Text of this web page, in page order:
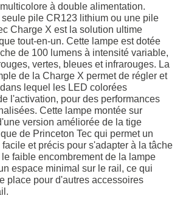
à double alimentation.
pile CR123 lithium ou une pile
Charge X est la solution ultime
tout-en-un. Cette lampe est dotée
de 100 lumens à intensité variable,
vertes, bleues et infrarouges. La
de la Charge X permet de régler et
lequel les LED colorées
l'activation, pour des performances
Cette lampe montée sur
version améliorée de la tige
de Princeton Tec qui permet un
et précis pour s'adapter à la tâche
faible encombrement de la lampe
espace minimal sur le rail, ce qui
place pour d'autres accessoires